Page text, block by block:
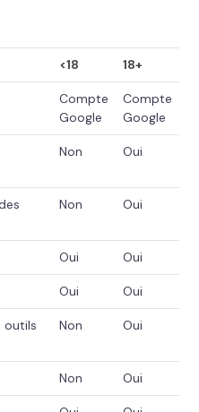
<18 18+
Compte
Google
Compte
Google
Non Oui
Non Oui
Oui Oui
Oui Oui
outils
Non Oui
Non Oui